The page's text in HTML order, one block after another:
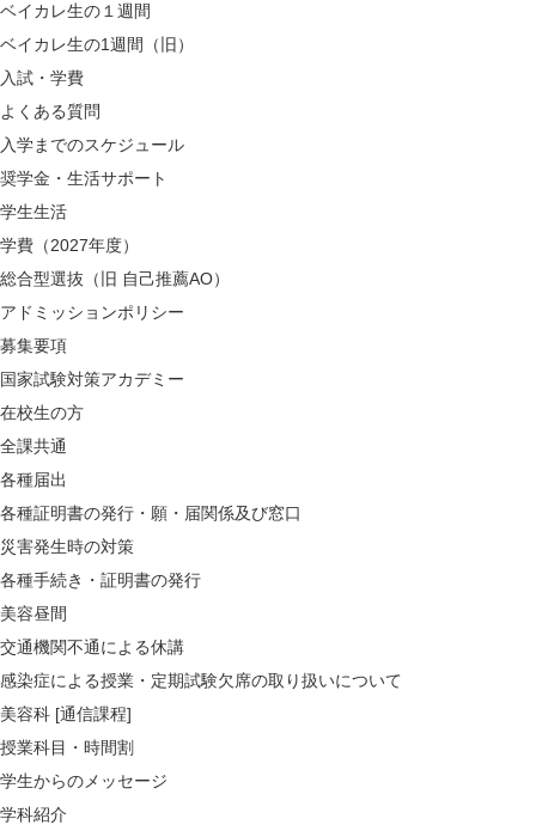
ベイカレ生の１週間
ベイカレ生の1週間（旧）
入試・学費
よくある質問
入学までのスケジュール
奨学金・生活サポート
学生生活
学費（2027年度）
総合型選抜（旧 自己推薦AO）
アドミッションポリシー
募集要項
国家試験対策アカデミー
在校生の方
全課共通
各種届出
各種証明書の発行・願・届関係及び窓口
災害発生時の対策
各種手続き・証明書の発行
美容昼間
交通機関不通による休講
感染症による授業・定期試験欠席の取り扱いについて
美容科 [通信課程]
授業科目・時間割
学生からのメッセージ
学科紹介